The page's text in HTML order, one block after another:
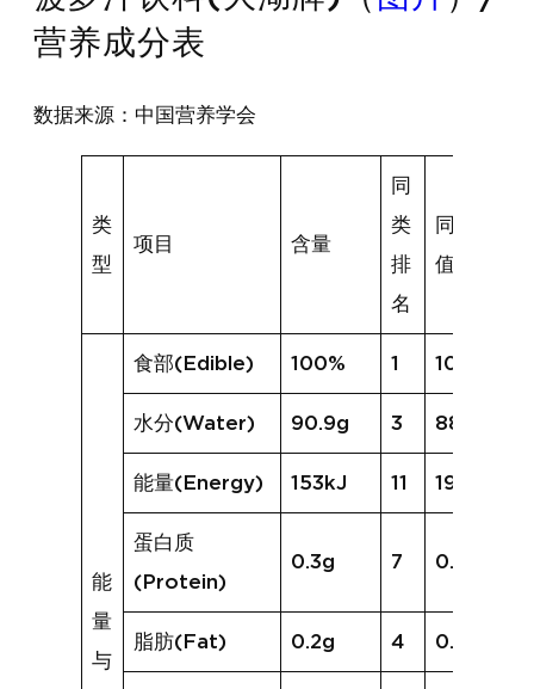
营养成分表
数据来源：中国营养学会
类
型
项目 含量
同
类
排
名
同类均
值
能
量
与
食部(Edible) 100% 1 100%
水分(Water) 90.9g 3 88.7g
能量(Energy) 153kJ 11 194kJ
蛋白质
(Protein)
0.3g 7 0.4g
脂肪(Fat) 0.2g 4 0.3g